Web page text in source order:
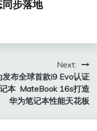
步落地
Next:
发布全球首款i9 Evo认证
本 MateBook 16s打造
华为笔记本性能天花板